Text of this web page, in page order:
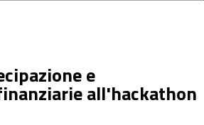
e
all'hackathon